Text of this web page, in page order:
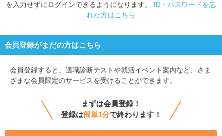
を入力せずにログインできるようになります。 ID・パスワードを忘
れた方はこちら
会員登録がまだの方はこちら
会員登録すると、 適職診断テストや就活イベント案内など、さま
ざまな会員限定のサービスを受けることができます。
まずは会員登録！
登録は簡単1分で終わります！